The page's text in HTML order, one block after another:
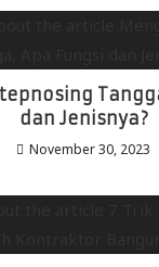
dan Jenisnya?
November 30, 2023